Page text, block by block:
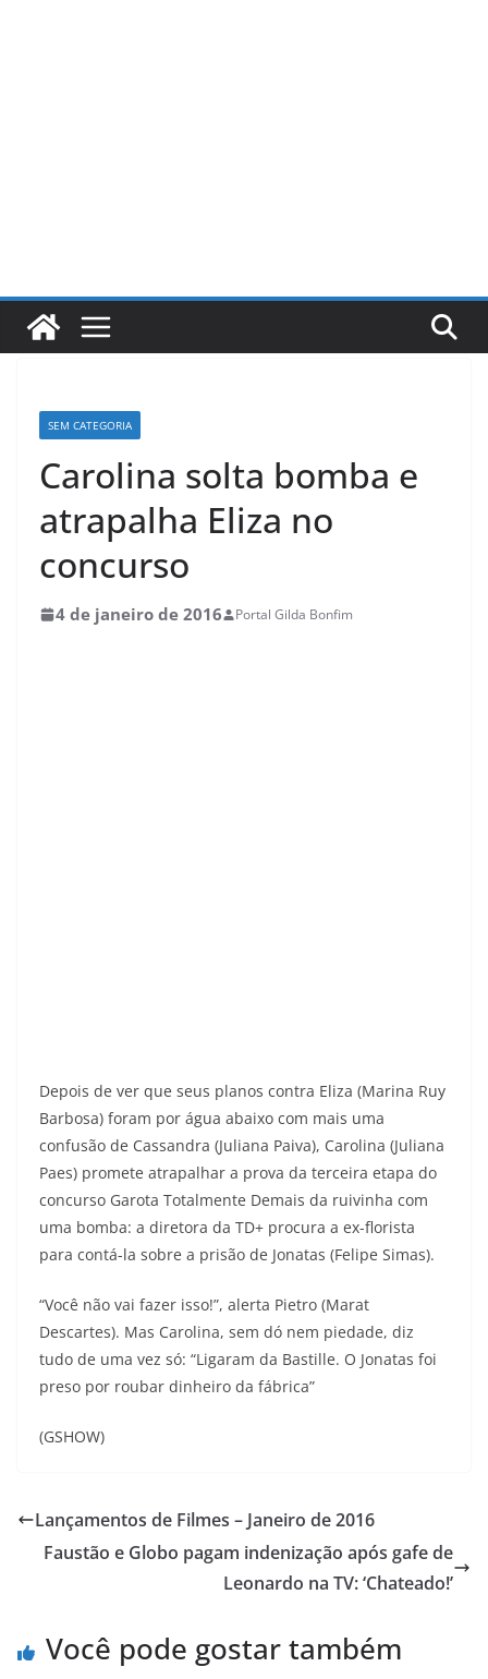
SEM CATEGORIA
Carolina solta bomba e
atrapalha Eliza no
concurso
4 de janeiro de 2016 Portal Gilda Bonfim
Depois de ver que seus planos contra Eliza (Marina Ruy
Barbosa) foram por água abaixo com mais uma
confusão de Cassandra (Juliana Paiva), Carolina (Juliana
Paes) promete atrapalhar a prova da terceira etapa do
concurso Garota Totalmente Demais da ruivinha com
uma bomba: a diretora da TD+ procura a ex-florista
para contá-la sobre a prisão de Jonatas (Felipe Simas).
“Você não vai fazer isso!”, alerta Pietro (Marat
Descartes). Mas Carolina, sem dó nem piedade, diz
tudo de uma vez só: “Ligaram da Bastille. O Jonatas foi
preso por roubar dinheiro da fábrica”
(GSHOW)
Lançamentos de Filmes – Janeiro de 2016
Faustão e Globo pagam indenização após gafe de
Leonardo na TV: ‘Chateado!’
Você pode gostar também